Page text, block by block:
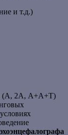
и т.д.)
(А, 2А, А+А+Т)
эхоэнцефалографа